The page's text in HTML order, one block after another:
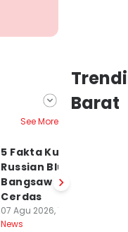
See More
5 Fakta Kucing
Russian Blue, Si
Bangsawan yang
Cerdas
07 Agu 2026, 18:17 WIB
News
Barat